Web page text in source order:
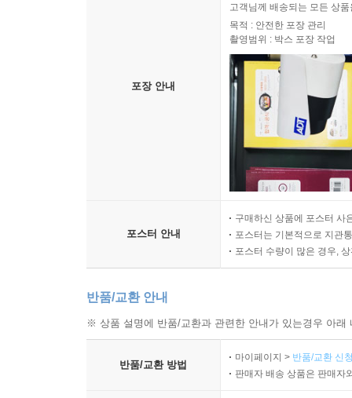
포장 안내
고객님께 배송되는 모든 상
목적 : 안전한 포장 관리
촬영범위 : 박스 포장 작업
포스터 안내
구매하신 상품에 포스터 사
포스터는 기본적으로 지관
포스터 수량이 많은 경우,
반품/교환 안내
※ 상품 설명에 반품/교환과 관련한 안내가 있는경우 아
반품/교환 방법
마이페이지 > 반품/교환 신
판매자 배송 상품은 판매자